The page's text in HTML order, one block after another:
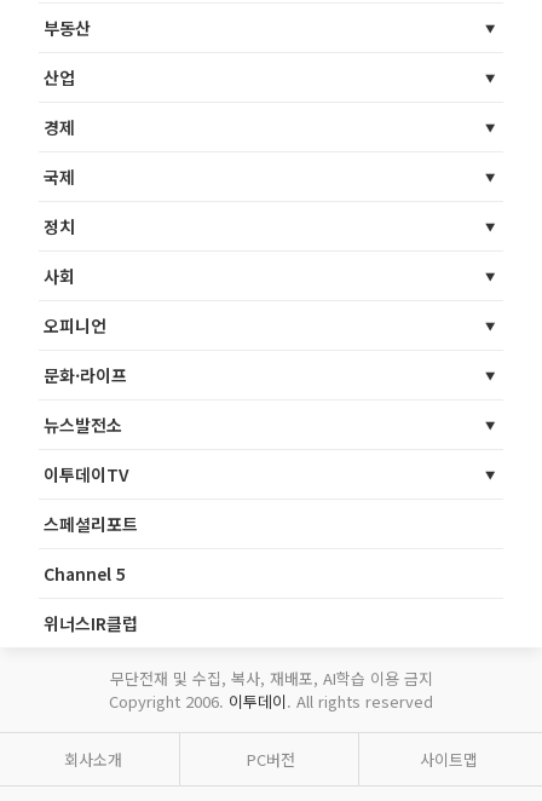
부동산
산업
경제
국제
정치
사회
오피니언
문화·라이프
뉴스발전소
이투데이TV
스페셜리포트
Channel 5
위너스IR클럽
무단전재 및 수집, 복사, 재배포, AI학습 이용 금지
Copyright 2006. 이투데이. All rights reserved
회사소개 PC버전 사이트맵